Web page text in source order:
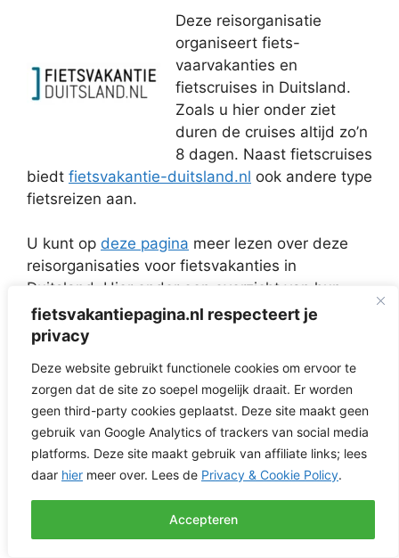
fietsvakantiepagina.nl respecteert je
privacy
Deze website gebruikt functionele cookies om ervoor te
zorgen dat de site zo soepel mogelijk draait. Er worden
geen third-party cookies geplaatst. Deze site maakt geen
gebruik van Google Analytics of trackers van social media
platforms. Deze site maakt gebruik van affiliate links; lees
daar hier meer over. Lees de Privacy & Cookie Policy.
Accepteren
Deze reisorganisatie
organiseert fiets-
vaarvakanties en
fietscruises in Duitsland.
Zoals u hier onder ziet
duren de cruises altijd zo’n
8 dagen. Naast fietscruises
biedt fietsvakantie-duitsland.nl ook andere type
fietsreizen aan.
U kunt op deze pagina meer lezen over deze
reisorganisaties voor fietsvakanties in
Duitsland. Hier onder een overzicht van hun
huidig aanbod van fietsen & varen:
van Mainz naar Straatsburg of
omgekeerd
8 daagse vaar-fietsvakantie op de Rijn
van Keulen naar Mainz
Fietscruise op Moezel en Saar van
8 daagse fietscruise langs de Main van